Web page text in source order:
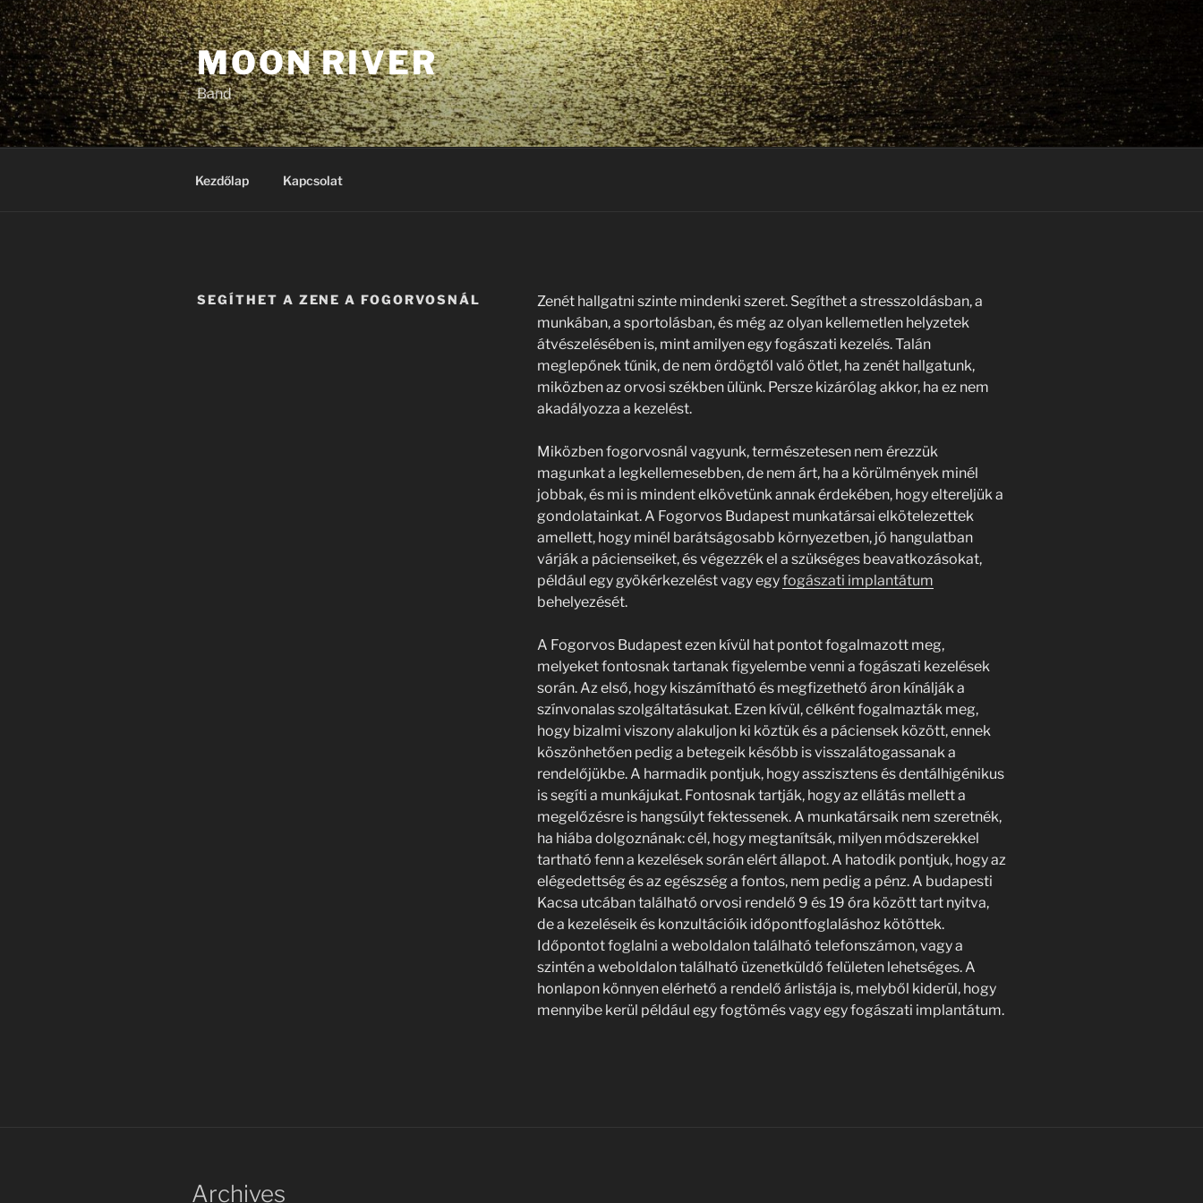
Tartalomhoz
MOON RIVER
Band
Kezdőlap Kapcsolat
SEGÍTHET A ZENE A FOGORVOSNÁL
Zenét hallgatni szinte mindenki szeret. Segíthet a stresszoldásban, a
munkában, a sportolásban, és még az olyan kellemetlen helyzetek
átvészelésében is, mint amilyen egy fogászati kezelés. Talán
meglepőnek tűnik, de nem ördögtől való ötlet, ha zenét hallgatunk,
miközben az orvosi székben ülünk. Persze kizárólag akkor, ha ez nem
akadályozza a kezelést.
Miközben fogorvosnál vagyunk, természetesen nem érezzük
magunkat a legkellemesebben, de nem árt, ha a körülmények minél
jobbak, és mi is mindent elkövetünk annak érdekében, hogy eltereljük a
gondolatainkat. A Fogorvos Budapest munkatársai elkötelezettek
amellett, hogy minél barátságosabb környezetben, jó hangulatban
várják a pácienseiket, és végezzék el a szükséges beavatkozásokat,
például egy gyökérkezelést vagy egyfogászati implantátum
behelyezését.
A Fogorvos Budapest ezen kívül hat pontot fogalmazott meg,
melyeket fontosnak tartanak figyelembe venni a fogászati kezelések
során. Az első, hogy kiszámítható és megfizethető áron kínálják a
színvonalas szolgáltatásukat. Ezen kívül, célként fogalmazták meg,
hogy bizalmi viszony alakuljon ki köztük és a páciensek között, ennek
köszönhetően pedig a betegeik később is visszalátogassanak a
rendelőjükbe. A harmadik pontjuk, hogy asszisztens és dentálhigénikus
is segíti a munkájukat. Fontosnak tartják, hogy az ellátás mellett a
megelőzésre is hangsúlyt fektessenek. A munkatársaik nem szeretnék,
ha hiába dolgoznának: cél, hogy megtanítsák, milyen módszerekkel
tartható fenn a kezelések során elért állapot. A hatodik pontjuk, hogy az
elégedettség és az egészség a fontos, nem pedig a pénz. A budapesti
Kacsa utcában található orvosi rendelő 9 és 19 óra között tart nyitva,
de a kezeléseik és konzultációik időpontfoglaláshoz kötöttek.
Időpontot foglalni a weboldalon található telefonszámon, vagy a
szintén a weboldalon található üzenetküldő felületen lehetséges. A
honlapon könnyen elérhető a rendelő árlistája is, melyből kiderül, hogy
mennyibe kerül például egy fogtömés vagy egy fogászati implantátum.
Archives